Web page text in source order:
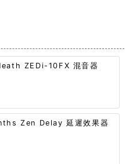
ZEDi-10FX 混音器
Zen Delay 延遲效果器